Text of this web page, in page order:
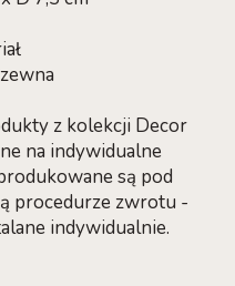
z kolekcji Decor
na indywidualne
są pod
procedurze zwrotu -
indywidualnie.